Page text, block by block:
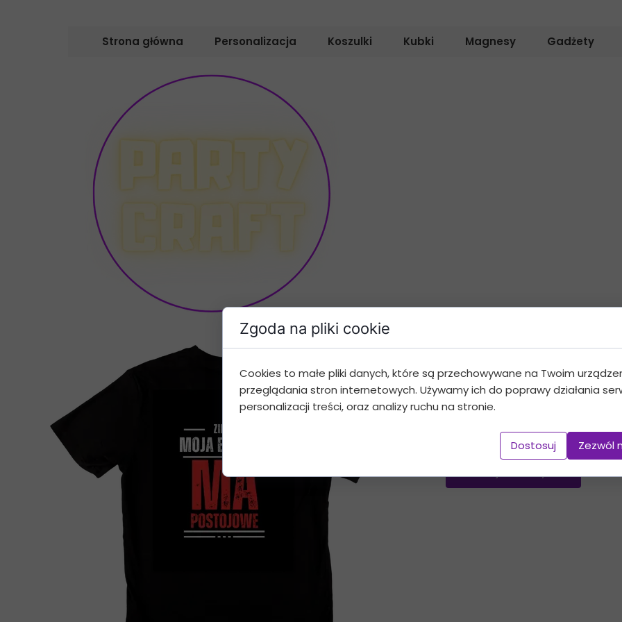
Strona główna Personalizacja Koszulki Kubki Magnesy Gadżety
49,99 PLN
koszulka zimą
Zgoda na pliki cookie
Cookies to małe pliki danych, które są przechowywane na Twoim
przeglądania stron internetowych. Używamy ich do poprawy działania
personalizacji treści, oraz analizy ruchu na stronie.
Dostosuj Zezwól